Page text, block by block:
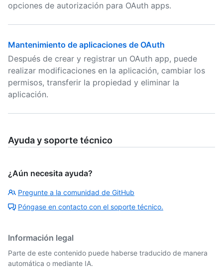
opciones de autorización para OAuth apps.
Mantenimiento de aplicaciones de OAuth
Después de crear y registrar un OAuth app, puede
realizar modificaciones en la aplicación, cambiar los
permisos, transferir la propiedad y eliminar la
aplicación.
Ayuda y soporte técnico
¿Aún necesita ayuda?
Pregunte a la comunidad de GitHub
Póngase en contacto con el soporte técnico.
Información legal
Parte de este contenido puede haberse traducido de manera
automática o mediante IA.